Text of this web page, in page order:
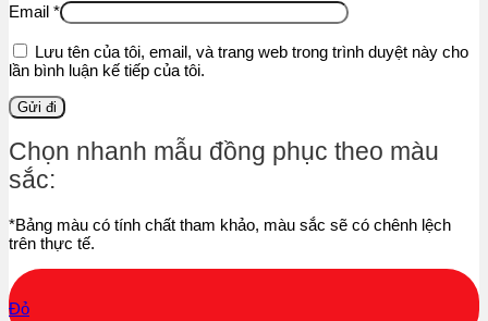
Email *
Lưu tên của tôi, email, và trang web trong trình duyệt này cho
lần bình luận kế tiếp của tôi.
Chọn nhanh mẫu đồng phục theo màu
sắc:
*Bảng màu có tính chất tham khảo, màu sắc sẽ có chênh lệch
trên thực tế.
Đỏ